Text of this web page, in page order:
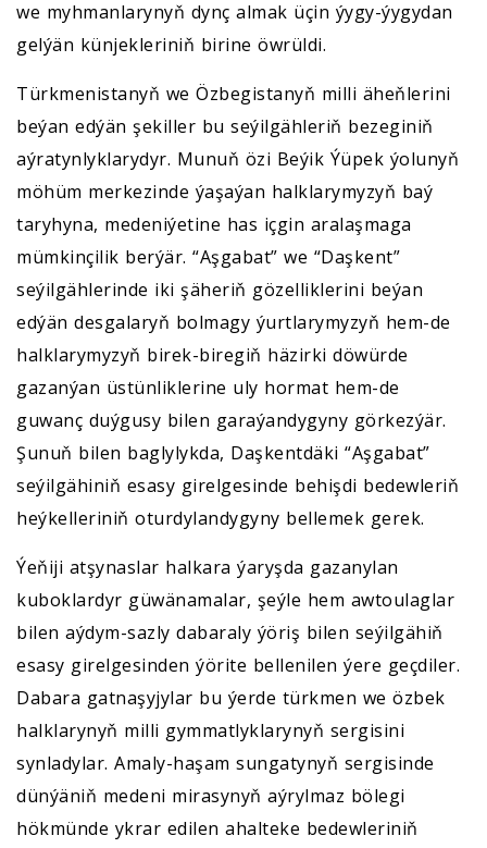
we myhmanlarynyň dynç almak üçin ýygy-ýygydan
gelýän künjekleriniň birine öwrüldi.
Türkmenistanyň we Özbegistanyň milli äheňlerini
beýan edýän şekiller bu seýilgähleriň bezeginiň
aýratynlyklarydyr. Munuň özi Beýik Ýüpek ýolunyň
möhüm merkezinde ýaşaýan halklarymyzyň baý
taryhyna, medeniýetine has içgin aralaşmaga
mümkinçilik berýär. “Aşgabat” we “Daşkent”
seýilgählerinde iki şäheriň gözelliklerini beýan
edýän desgalaryň bolmagy ýurtlarymyzyň hem-de
halklarymyzyň birek-biregiň häzirki döwürde
gazanýan üstünliklerine uly hormat hem-de
guwanç duýgusy bilen garaýandygyny görkezýär.
Şunuň bilen baglylykda, Daşkentdäki “Aşgabat”
seýilgähiniň esasy girelgesinde behişdi bedewleriň
heýkelleriniň oturdylandygyny bellemek gerek.
Ýeňiji atşynaslar halkara ýaryşda gazanylan
kuboklardyr güwänamalar, şeýle hem awtoulaglar
bilen aýdym-sazly dabaraly ýöriş bilen seýilgähiň
esasy girelgesinden ýörite bellenilen ýere geçdiler.
Dabara gatnaşyjylar bu ýerde türkmen we özbek
halklarynyň milli gymmatlyklarynyň sergisini
synladylar. Amaly-haşam sungatynyň sergisinde
dünýäniň medeni mirasynyň aýrylmaz bölegi
hökmünde ykrar edilen ahalteke bedewleriniň